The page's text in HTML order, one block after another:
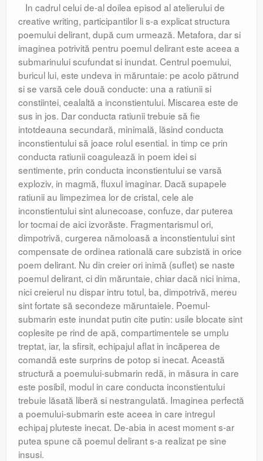
In cadrul celui de-al doilea episod al atelierului de
creative writing, participantilor li s-a explicat structura
poemului delirant, după cum urmează. Metafora, dar si
imaginea potrivită pentru poemul delirant este aceea a
submarinului scufundat si inundat. Centrul poemului,
buricul lui, este undeva in măruntaie: pe acolo pătrund
si se varsă cele două conducte: una a ratiunii si
constiintei, cealaltă a inconstientului. Miscarea este de
sus in jos. Dar conducta ratiunii trebuie să fie
intotdeauna secundară, minimală, lăsind conducta
inconstientului să joace rolul esential. in timp ce prin
conducta ratiunii coagulează in poem idei si
sentimente, prin conducta inconstientului se varsă
exploziv, in magmă, fluxul imaginar. Dacă supapele
ratiunii au limpezimea lor de cristal, cele ale
inconstientului sint alunecoase, confuze, dar puterea
lor tocmai de aici izvorăste. Fragmentarismul ori,
dimpotrivă, curgerea nămoloasă a inconstientului sint
compensate de ordinea ratională care subzistă in orice
poem delirant. Nu din creier ori inimă (suflet) se naste
poemul delirant, ci din măruntaie, chiar dacă nici inima,
nici creierul nu dispar intru totul, ba, dimpotrivă, mereu
sint fortate să secondeze măruntaiele. Poemul-
submarin este inundat putin cite putin: usile blocate sint
coplesite pe rind de apă, compartimentele se umplu
treptat, iar, la sfirsit, echipajul aflat in incăperea de
comandă este surprins de potop si inecat. Această
structură a poemului-submarin redă, in măsura in care
este posibil, modul in care conducta inconstientului
trebuie lăsată liberă si nestrangulată. Imaginea perfectă
a poemului-submarin este aceea in care intregul
echipaj pluteste inecat. De-abia in acest moment s-ar
putea spune că poemul delirant s-a realizat pe sine
insusi.